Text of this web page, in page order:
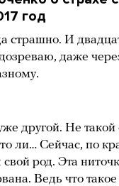
год
страшно. И
даже
другой. Не
ли… Сейчас, по
род. Эта
Ведь что